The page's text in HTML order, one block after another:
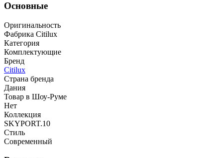
Основные
Оригинальность
Фабрика Citilux
Категория
Комплектующие
Бренд
Citilux
Страна бренда
Дания
Товар в Шоу-Руме
Нет
Коллекция
SKYPORT.10
Стиль
Современный